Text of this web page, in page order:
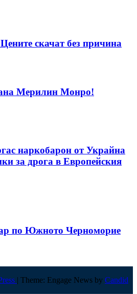
скачат без причина
Мерилин Монро!
наркобарон от Украйна
за дрога в Европейския
по Южното Черноморие
| Theme: Engage News by Candid